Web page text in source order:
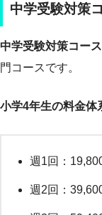
中学受験対策
中学受験対策コース
門コースです。
小学4年生の料金体
週1回：
週2回：